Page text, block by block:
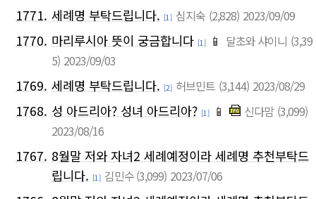
1771. 세례명 부탁드립니다. [1] 심지숙 (2,828) 2023/09/09
1770. 마리루시아 뜻이 궁금합니다 [1] 📱 달초와 샤이니 (3,39
5) 2023/09/03
1769. 세례명 부탁드립니다. [2] 허브민트 (3,144) 2023/08/29
1768. 성 아드리아? 성녀 아드리아? [1] 📱 신다맘 (3,099)
2023/08/16
1767. 8월말 저와 자녀2 세례예정이라 세례명 추천부탁드
립니다. [1] 김민수(3,099) 2023/07/06